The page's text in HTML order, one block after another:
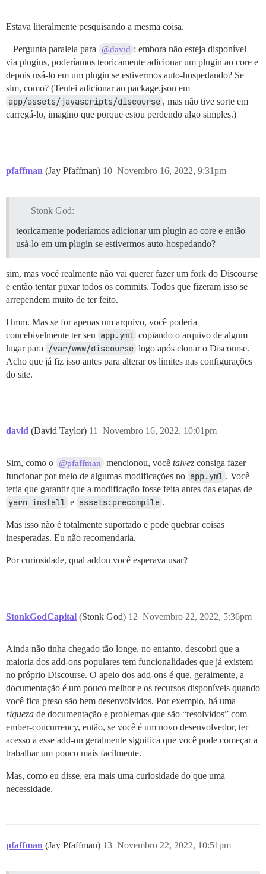
Estava literalmente pesquisando a mesma coisa.
– Pergunta paralela para @david : embora não esteja disponível
via plugins, poderíamos teoricamente adicionar um plugin ao core e
depois usá-lo em um plugin se estivermos auto-hospedando? Se
sim, como? (Tentei adicionar ao package.json em
app/assets/javascripts/discourse , mas não tive sorte em
carregá-lo, imagino que porque estou perdendo algo simples.)
pfaffman (Jay Pfaffman) Novembro 16, 2022, 9:31pm
10
Stonk God:
teoricamente poderíamos adicionar um plugin ao core e então
usá-lo em um plugin se estivermos auto-hospedando?
sim, mas você realmente não vai querer fazer um fork do Discourse
e então tentar puxar todos os commits. Todos que fizeram isso se
arrependem muito de ter feito.
Hmm. Mas se for apenas um arquivo, você poderia
concebivelmente ter seu app.yml copiando o arquivo de algum
lugar para
/var/www/discourse logo após clonar o Discourse.
Acho que já fiz isso antes para alterar os limites nas configurações
do site.
david (David Taylor) Novembro 16, 2022, 10:01pm
11
Sim, como o @pfaffman mencionou, vocêtalvez consiga fazer
funcionar por meio de algumas modificações no app.yml . Você
teria que garantir que a modificação fosse feita antes das etapas de
yarn install e assets:precompile .
Mas isso não é totalmente suportado e pode quebrar coisas
inesperadas. Eu não recomendaria.
Por curiosidade, qual addon você esperava usar?
StonkGodCapital (Stonk God) Novembro 22, 2022, 5:36pm
12
Ainda não tinha chegado tão longe, no entanto, descobri que a
maioria dos add-ons populares tem funcionalidades que já existem
no próprio Discourse. O apelo dos add-ons é que, geralmente, a
documentação é um pouco melhor e os recursos disponíveis quando
você fica preso são bem desenvolvidos. Por exemplo, há uma
riqueza de documentação e problemas que são “resolvidos” com
ember-concurrency, então, se você é um novo desenvolvedor, ter
acesso a esse add-on geralmente significa que você pode começar a
trabalhar um pouco mais facilmente.
Mas, como eu disse, era mais uma curiosidade do que uma
necessidade.
pfaffman (Jay Pfaffman) Novembro 22, 2022, 10:51pm
13